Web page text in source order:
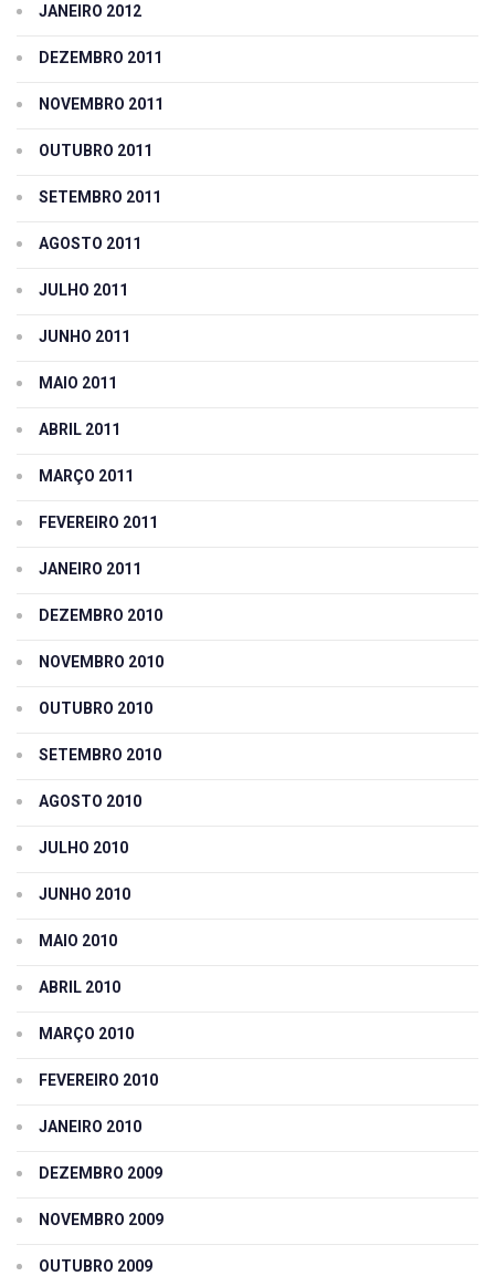
JANEIRO 2012
DEZEMBRO 2011
NOVEMBRO 2011
OUTUBRO 2011
SETEMBRO 2011
AGOSTO 2011
JULHO 2011
JUNHO 2011
MAIO 2011
ABRIL 2011
MARÇO 2011
FEVEREIRO 2011
JANEIRO 2011
DEZEMBRO 2010
NOVEMBRO 2010
OUTUBRO 2010
SETEMBRO 2010
AGOSTO 2010
JULHO 2010
JUNHO 2010
MAIO 2010
ABRIL 2010
MARÇO 2010
FEVEREIRO 2010
JANEIRO 2010
DEZEMBRO 2009
NOVEMBRO 2009
OUTUBRO 2009